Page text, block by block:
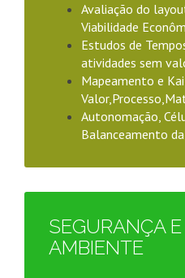
Avaliação do
Viabilidade
Estudos de
atividades sem
Mapeamento e
Autonomação,
Balanceamento
SEGURANÇA
AMBIENTE